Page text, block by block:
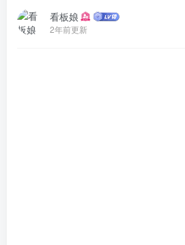
看板娘
2年前更新